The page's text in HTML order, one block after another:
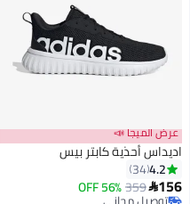
عرض الميجا 📣
اديداس أحذية كابتر بيس
4.2
34
156
359
56% OFF